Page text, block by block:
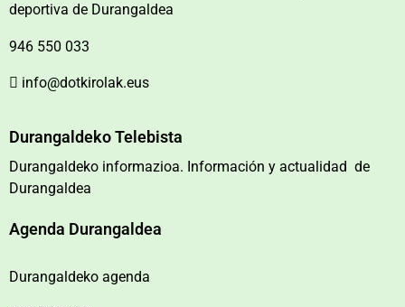
deportiva de Durangaldea
946 550 033
info@dotkirolak.eus
Durangaldeko Telebista
Durangaldeko informazioa. Información y actualidad de
Durangaldea
Agenda Durangaldea
Durangaldeko agenda